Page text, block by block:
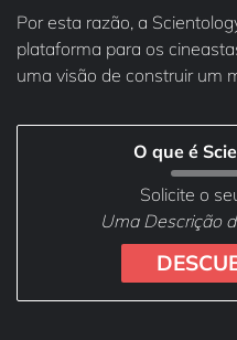
Por esta razão, a
plataforma para os
uma visão de construir um
O que é
Solicite o
Uma Descrição